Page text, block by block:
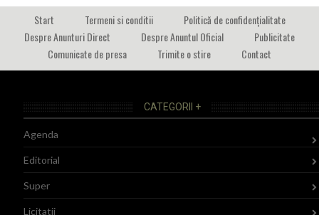
Start Termeni si conditii
Politică de confidențialitate
Despre Anunturi Direct
Despre Anuntul Oficial
Publicitate
Comunicate de presa
Trimite o stire Contact
CATEGORII +
Agenda
Editorial
Super
Licitatii